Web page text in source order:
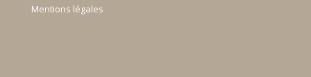
Mentions légales